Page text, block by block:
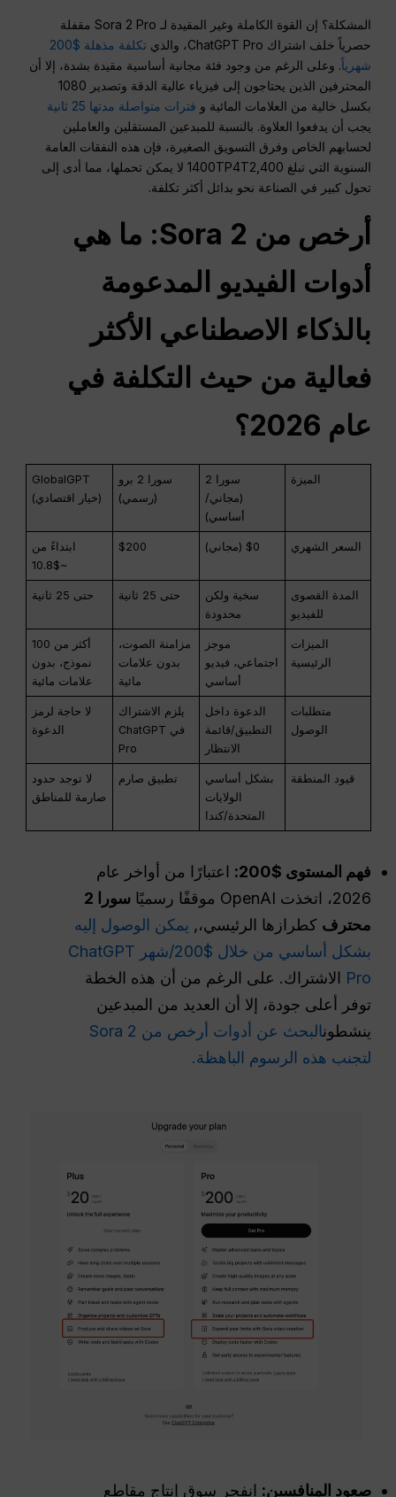
المشكلة؟ إن القوة الكاملة وغير المقيدة لـ Sora 2 Pro مقفلة
حصرياً خلف اشتراك ChatGPT Pro، والذي
تكلفة مذهلة $200
شهرياً. وعلى الرغم من وجود فئة مجانية أساسية مقيدة بشدة، إلا أن
المحترفين الذين يحتاجون إلى فيزياء عالية الدقة وتصدير 1080
بكسل خالية من العلامات المائية و فترات متواصلة مدتها 25 ثانية
يجب أن يدفعوا العلاوة. بالنسبة للمبدعين المستقلين والعاملين
لحسابهم الخاص وفرق التسويق الصغيرة، فإن هذه النفقات العامة
السنوية التي تبلغ 1400TP4T2,400 لا يمكن تحملها، مما أدى إلى
تحول كبير في الصناعة نحو بدائل أكثر تكلفة.
أرخص من Sora 2: ما هي
أدوات الفيديو المدعومة
بالذكاء الاصطناعي الأكثر
فعالية من حيث التكلفة في
عام 2026؟
الميزة
سورا 2
(مجاني/
أساسي)
سورا 2 برو
(رسمي)
GlobalGPT
(خيار اقتصادي)
السعر الشهري $0 (مجاني) $200
ابتداءً من
~$10.8
المدة القصوى
للفيديو
سخية ولكن
محدودة
حتى 25 ثانية حتى 25 ثانية
الميزات
الرئيسية
موجز
اجتماعي، فيديو
أساسي
مزامنة الصوت،
بدون علامات
مائية
أكثر من 100
نموذج، بدون
علامات مائية
متطلبات
الوصول
الدعوة داخل
التطبيق/قائمة
الانتظار
يلزم الاشتراك
في ChatGPT
Pro
لا حاجة لرمز
الدعوة
قيود المنطقة
بشكل أساسي
الولايات
المتحدة/كندا
تطبيق صارم
لا توجد حدود
صارمة للمناطق
فهم المستوى $200:
اعتبارًا من أواخر عام
2026، اتخذت OpenAI موقفًا رسميًا
سورا 2
محترف كطرازها الرئيسي،, يمكن الوصول إليه
بشكل أساسي من خلال $200/شهر ChatGPT
Pro الاشتراك. على الرغم من أن هذه الخطة
توفر أعلى جودة، إلا أن العديد من المبدعين
ينشطون
البحث عن أدوات أرخص من Sora 2
لتجنب هذه الرسوم الباهظة.
صعود المنافسين: انفجر سوق إنتاج مقاطع